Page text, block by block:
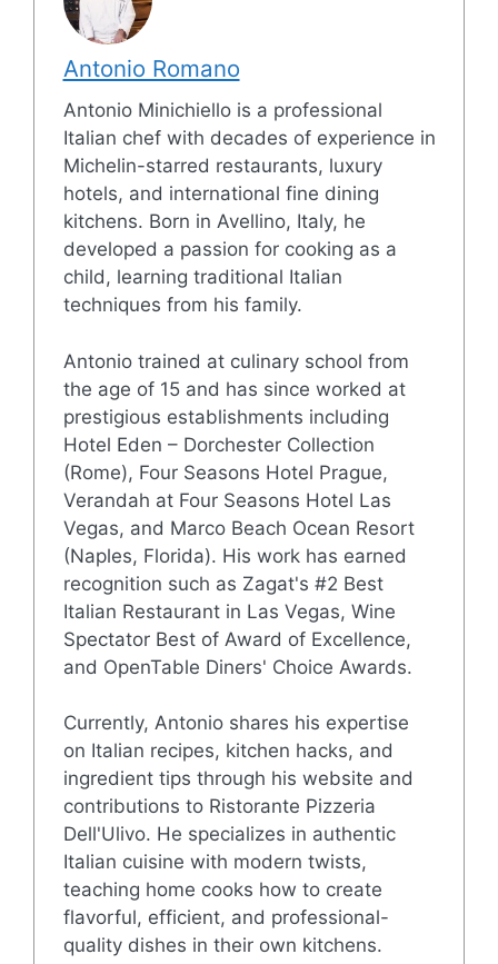
Antonio Romano
Antonio Minichiello is a professional
Italian chef with decades of experience in
Michelin-starred restaurants, luxury
hotels, and international fine dining
kitchens. Born in Avellino, Italy, he
developed a passion for cooking as a
child, learning traditional Italian
techniques from his family.
Antonio trained at culinary school from
the age of 15 and has since worked at
prestigious establishments including
Hotel Eden – Dorchester Collection
(Rome), Four Seasons Hotel Prague,
Verandah at Four Seasons Hotel Las
Vegas, and Marco Beach Ocean Resort
(Naples, Florida). His work has earned
recognition such as Zagat's #2 Best
Italian Restaurant in Las Vegas, Wine
Spectator Best of Award of Excellence,
and OpenTable Diners' Choice Awards.
Currently, Antonio shares his expertise
on Italian recipes, kitchen hacks, and
ingredient tips through his website and
contributions to Ristorante Pizzeria
Dell'Ulivo. He specializes in authentic
Italian cuisine with modern twists,
teaching home cooks how to create
flavorful, efficient, and professional-
quality dishes in their own kitchens.